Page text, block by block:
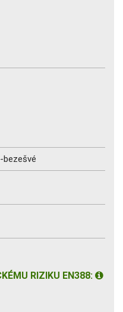
bezešvé
RIZIKU EN388: